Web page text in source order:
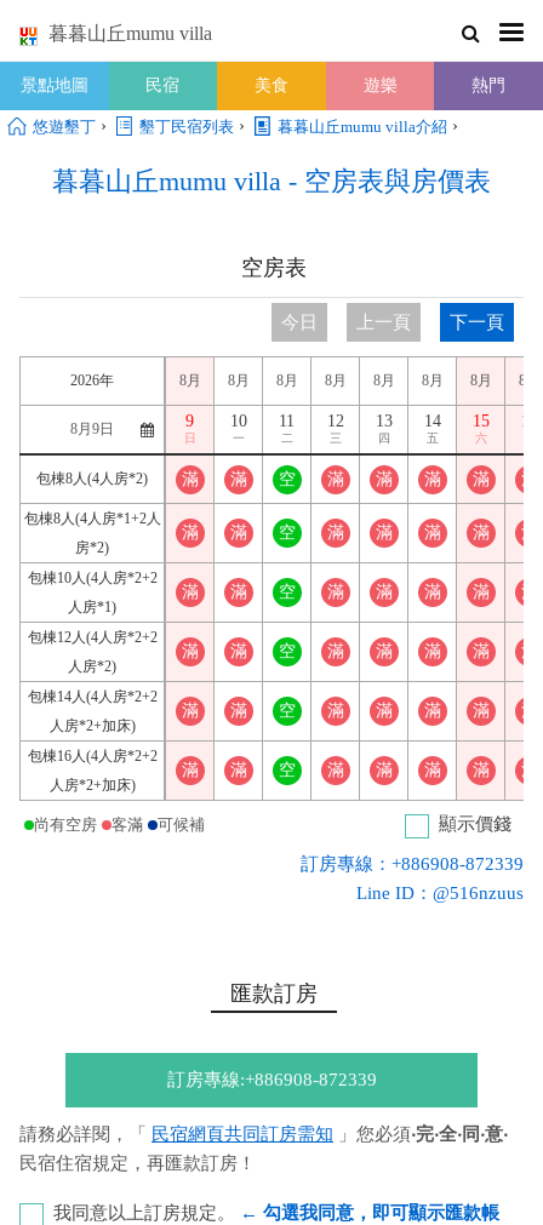
暮暮山丘mumu villa
景點地圖 民宿 美食 遊樂 熱門
悠遊墾丁 › 墾丁民宿列表 › 暮暮山丘mumu villa介紹 ›
暮暮山丘mumu villa - 空房表與房價表
空房表
今日 上一頁 下一頁
2026年
包棟8人(4人房*2)
包棟8人(4人房*1+2人
房*2)
包棟10人(4人房*2+2
人房*1)
包棟12人(4人房*2+2
人房*2)
包棟14人(4人房*2+2
人房*2+加床)
包棟16人(4人房*2+2
人房*2+加床)
8月
9
日
滿
滿
滿
滿
滿
滿
8月
10
一
滿
滿
滿
滿
滿
滿
8月
11
二
空
空
空
空
空
空
8月
12
三
滿
滿
滿
滿
滿
滿
8月
13
四
滿
滿
滿
滿
滿
滿
8月
14
五
滿
滿
滿
滿
滿
滿
8月
15
六
滿
滿
滿
滿
滿
滿
8月
16
滿
滿
滿
滿
滿
滿
尚有空房 客滿 可候補 顯示價錢
訂房專線：+886908-872339
Line ID：@516nzuus
匯款訂房
訂房專線:+886908-872339
請務必詳閱，「 民宿網頁共同訂房需知 」您必須‧完‧全‧同‧意‧
民宿住宿規定，再匯款訂房！
我同意以上訂房規定。
← 勾選我同意，即可顯示匯款帳